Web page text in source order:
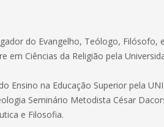
do Evangelho, Teólogo, Filósofo,
em Ciências da Religião pela
Ensino na Educação Superior pela
Seminário Metodista César
e Filosofia.